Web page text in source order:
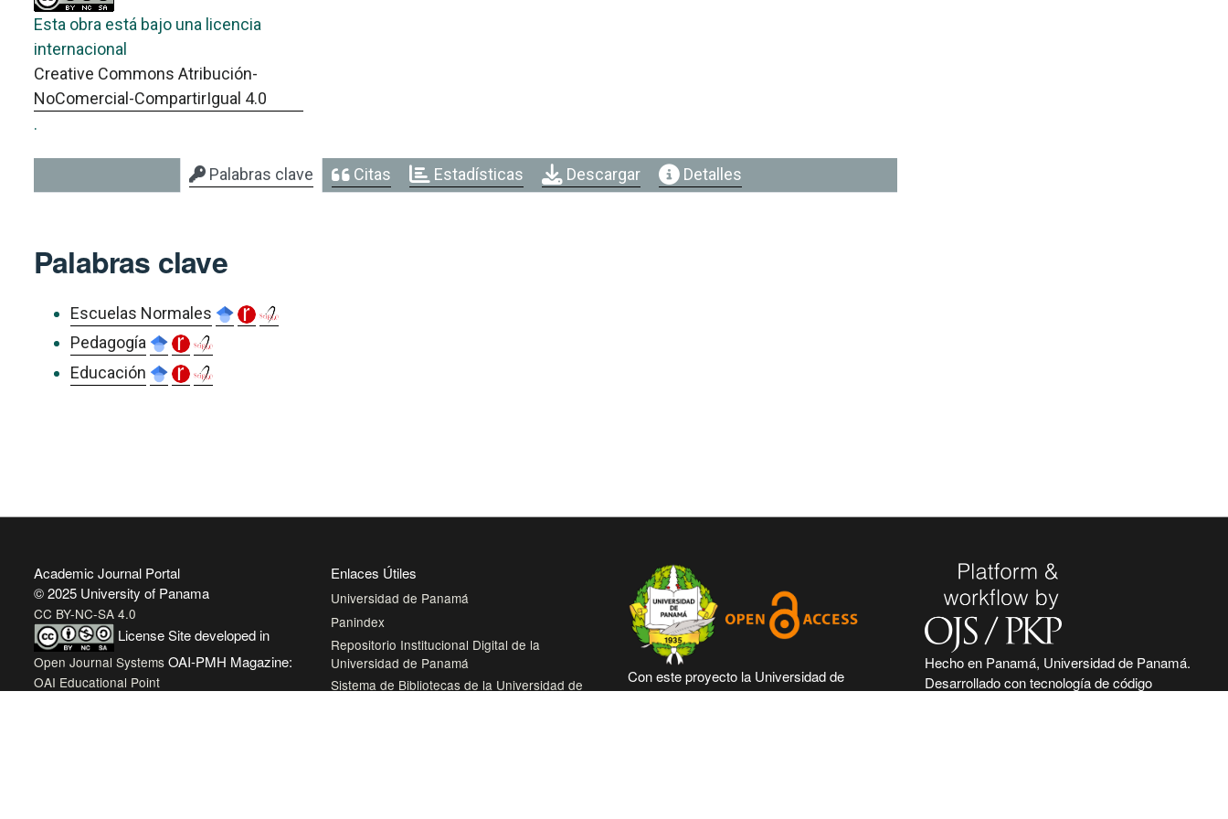
Esta obra está bajo una licencia
internacional
Creative Commons Atribución-
NoComercial-CompartirIgual 4.0
.
Palabras clave Citas Estadísticas Descargar Detalles
Palabras clave
Escuelas Normales
Pedagogía
Educación
Academic Journal Portal
© 2025 University of Panama
CC BY-NC-SA 4.0
LicenseSite developed in
Open Journal Systems OAI-PMH Magazine:
OAI Educational Point
Enlaces Útiles
Universidad de Panamá
Panindex
Repositorio Institucional Digital de la
Universidad de Panamá
Sistema de Bibliotecas de la Universidad de
Con este proyecto la Universidad de
Panamá, reitera su compromiso de seguir
Hecho en Panamá, Universidad de Panamá.
Desarrollado con tecnología de código